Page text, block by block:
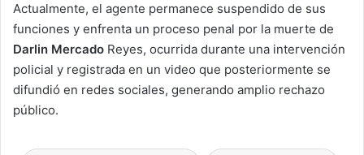
Actualmente, el agente permanece suspendido de sus
funciones y enfrenta un proceso penal por la muerte de
Darlin Mercado Reyes, ocurrida durante una intervención
policial y registrada en un video que posteriormente se
difundió en redes sociales, generando amplio rechazo
público.